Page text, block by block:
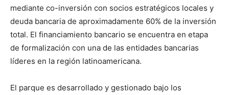
mediante co-inversión con socios estratégicos locales y
deuda bancaria de aproximadamente 60% de la inversión
total. El financiamiento bancario se encuentra en etapa
de formalización con una de las entidades bancarias
líderes en la región latinoamericana.
El parque es desarrollado y gestionado bajo los